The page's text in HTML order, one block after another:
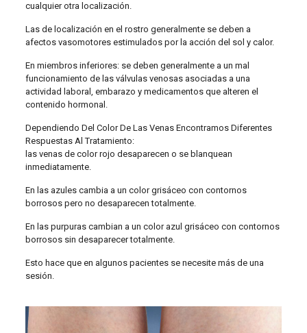
cualquier otra localización.
Las de localización en el rostro generalmente se deben a
afectos vasomotores estimulados por la acción del sol y calor.
En miembros inferiores: se deben generalmente a un mal
funcionamiento de las válvulas venosas asociadas a una
actividad laboral, embarazo y medicamentos que alteren el
contenido hormonal.
Dependiendo Del Color De Las Venas Encontramos Diferentes
Respuestas Al Tratamiento:
las venas de color rojo desaparecen o se blanquean
inmediatamente.
En las azules cambia a un color grisáceo con contornos
borrosos pero no desaparecen totalmente.
En las purpuras cambian a un color azul grisáceo con contornos
borrosos sin desaparecer totalmente.
Esto hace que en algunos pacientes se necesite más de una
sesión.